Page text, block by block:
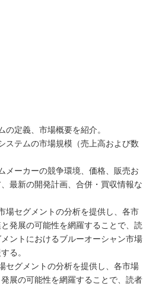
定義、市場概要を紹介。
ステムの市場規模（売上高および数
メーカーの競争環境、価格、販売お
最新の開発計画、合併・買収情報な
場セグメントの分析を提供し、各市
発展の可能性を網羅することで、読
ントにおけるブルーオーシャン市場
る。
セグメントの分析を提供し、各市場
展の可能性を網羅することで、読者